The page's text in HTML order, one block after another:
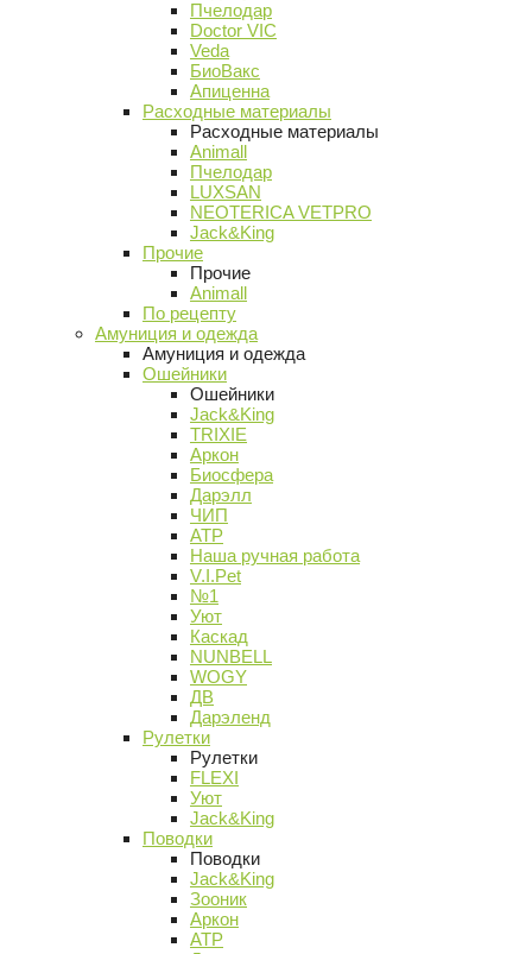
Пчелодар
Doctor VIC
Veda
БиоВакс
Апиценна
Расходные материалы
Расходные материалы
Animall
Пчелодар
LUXSAN
NEOTERICA VETPRO
Jack&King
Прочие
Прочие
Animall
По рецепту
Амуниция и одежда
Амуниция и одежда
Ошейники
Ошейники
Jack&King
TRIXIE
Аркон
Биосфера
Дарэлл
ЧИП
АТР
Наша ручная работа
V.I.Pet
№1
Уют
Каскад
NUNBELL
WOGY
ДВ
Дарэленд
Рулетки
Рулетки
FLEXI
Уют
Jack&King
Поводки
Поводки
Jack&King
Зооник
Аркон
АТР